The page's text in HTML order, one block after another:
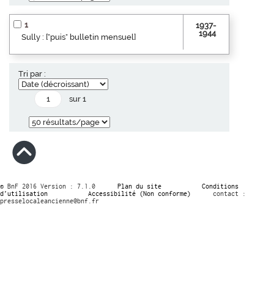
1
Sully : ["puis" bulletin mensuel]
1937-
1944
Tri par :
sur 1
© BnF 2016 Version : 7.1.0 Plan du site
Conditions
d’utilisation
Accessibilité (Non conforme)
contact :
presselocaleancienne@bnf.fr